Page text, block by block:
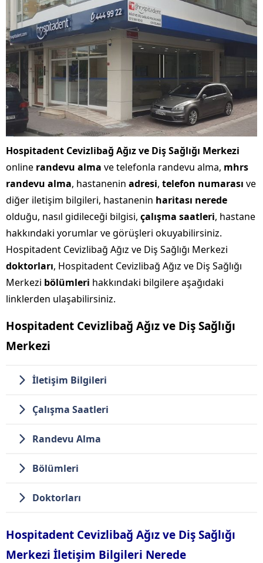
Hospitadent Cevizlibağ Ağız ve Diş Sağlığı Merkezi
online randevu alma ve telefonla randevu alma, mhrs
randevu alma, hastanenin adresi, telefon numarası ve
diğer iletişim bilgileri, hastanenin haritası nerede
olduğu, nasıl gidileceği bilgisi, çalışma saatleri, hastane
hakkındaki yorumlar ve görüşleri okuyabilirsiniz.
Hospitadent Cevizlibağ Ağız ve Diş Sağlığı Merkezi
doktorları, Hospitadent Cevizlibağ Ağız ve Diş Sağlığı
Merkezi bölümleri hakkındaki bilgilere aşağıdaki
linklerden ulaşabilirsiniz.
Hospitadent Cevizlibağ Ağız ve Diş Sağlığı
Merkezi
İletişim Bilgileri
Çalışma Saatleri
Randevu Alma
Bölümleri
Doktorları
Hospitadent Cevizlibağ Ağız ve Diş Sağlığı
Merkezi İletişim Bilgileri Nerede